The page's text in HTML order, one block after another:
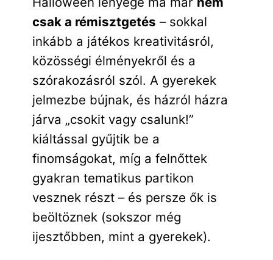
csak a rémisztgetés – sokkal
inkább a játékos kreativitásról,
közösségi élményekről és a
szórakozásról szól. A gyerekek
jelmezbe bújnak, és házról házra
járva „csokit vagy csalunk!”
kiáltással gyűjtik be a
finomságokat, míg a felnőttek
gyakran tematikus partikon
vesznek részt – és persze ők is
beöltöznek (sokszor még
ijesztőbben, mint a gyerekek).